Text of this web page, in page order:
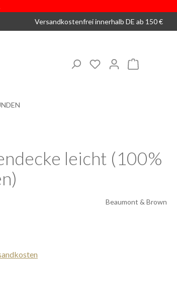
Versandkostenfrei innerhalb DE ab 150 €
Du hast 0 Produkte
leicht (100%
Beaumont & Brown
5 von 5 Sternen